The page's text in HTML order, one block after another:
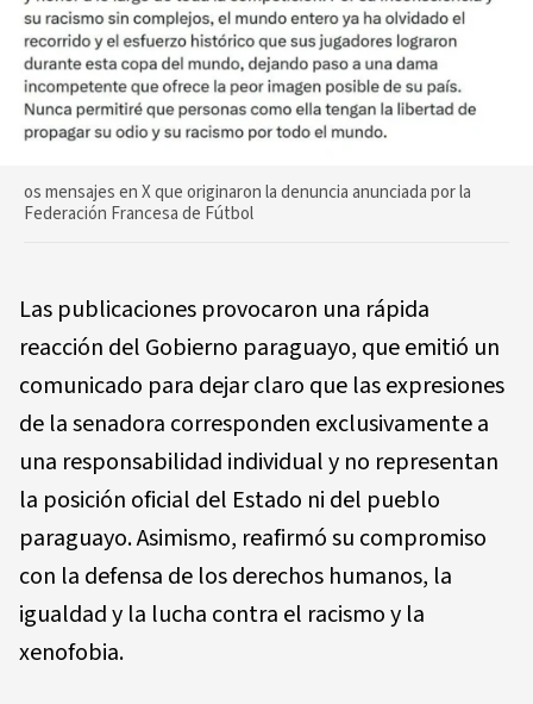
os mensajes en X que originaron la denuncia anunciada por la
Federación Francesa de Fútbol
Las publicaciones provocaron una rápida
reacción del Gobierno paraguayo, que emitió un
comunicado para dejar claro que las expresiones
de la senadora corresponden exclusivamente a
una responsabilidad individual y no representan
la posición oficial del Estado ni del pueblo
paraguayo. Asimismo, reafirmó su compromiso
con la defensa de los derechos humanos, la
igualdad y la lucha contra el racismo y la
xenofobia.